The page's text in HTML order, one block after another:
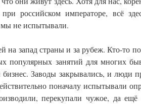
российском императоре, всё
мы не испытывали.
на запад страны и за рубеж. Кто-то
популярных занятий для многих
Заводы закрывались, и люди
поначалу испытывали
перекупали чужое, да ещё